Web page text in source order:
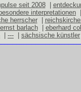
seit 2008|
besondere interpretationen
herrscher|
ernst barlach| eberhard
--- sächsische künstler